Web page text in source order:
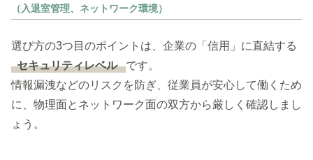
（入退室管理、ネットワーク環境）
選び方の3つ目のポイントは、企業の「信用」に直結する
セキュリティレベル です。
情報漏洩などのリスクを防ぎ、従業員が安心して働くため
に、物理面とネットワーク面の双方から厳しく確認しまし
ょう。